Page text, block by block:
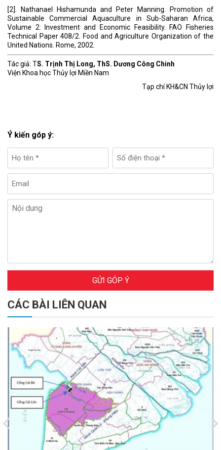
[2]. Nathanael Hishamunda and Peter Manning. Promotion of
Sustainable Commercial Aquaculture in Sub-Saharan Africa,
Volume 2: Investment and Economic Feasibility. FAO Fisheries
Technical Paper 408/2. Food and Agriculture Organization of the
United Nations. Rome, 2002.
Tác giả: TS. Trịnh Thị Long, ThS. Dương Công Chinh
Viện Khoa học Thủy lợi Miền Nam
Tạp chí KH&CN Thủy lợi
Ý kiến góp ý:
GỬI GÓP Ý
CÁC BÀI LIÊN QUAN